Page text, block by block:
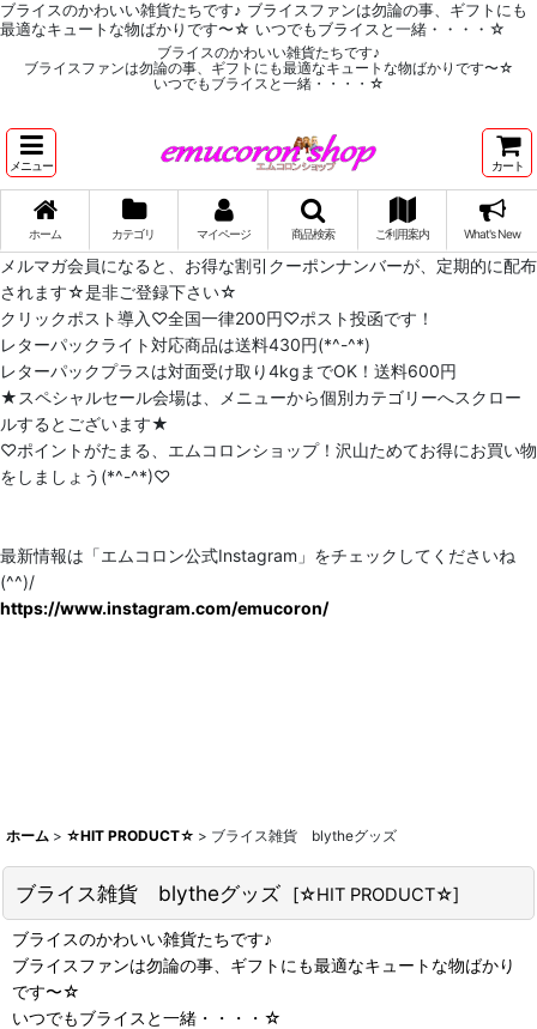
ブライスのかわいい雑貨たちです♪ ブライスファンは勿論の事、ギフトにも
最適なキュートな物ばかりです〜☆ いつでもブライスと一緒・・・・☆
ブライスのかわいい雑貨たちです♪
ブライスファンは勿論の事、ギフトにも最適なキュートな物ばかりです〜☆
いつでもブライスと一緒・・・・☆
メニュー カート
ホーム カテゴリ マイページ 商品検索 ご利用案内 What's New
メルマガ会員になると、お得な割引クーポンナンバーが、定期的に配布
されます☆是非ご登録下さい☆
クリックポスト導入♡全国一律200円♡ポスト投函です！
レターパックライト対応商品は送料430円(*^-^*)
レターパックプラスは対面受け取り4kgまでOK！送料600円
★スペシャルセール会場は、メニューから個別カテゴリーへスクロー
ルするとございます★
♡ポイントがたまる、エムコロンショップ！沢山ためてお得にお買い物
をしましょう(*^-^*)♡
最新情報は「エムコロン公式Instagram」をチェックしてくださいね
(^^)/
https://www.instagram.com/emucoron/
ホーム > ☆HIT PRODUCT☆ > ブライス雑貨 blytheグッズ
ブライス雑貨 blytheグッズ [☆HIT PRODUCT☆]
ブライスのかわいい雑貨たちです♪
ブライスファンは勿論の事、ギフトにも最適なキュートな物ばかり
です〜☆
いつでもブライスと一緒・・・・☆